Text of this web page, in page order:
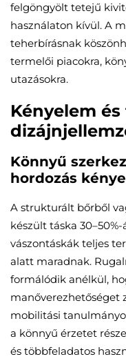
felgöngyölt tetejű
használaton kívül. A
teherbírásnak
termelői piacokra,
utazásokra.
Kényelem
Könnyű
hordozás
A strukturált bőrből
készült táska
vászontáskák teljes
alatt maradnak.
formálódik anélkül,
manőverezhetőséget
mobilitási
a könnyű érzetet
és többfeladatos